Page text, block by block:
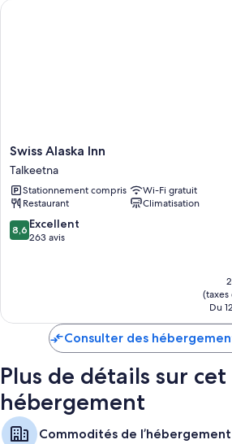
Un séchoir à cheveux et du shampoing
Des téléviseurs connectés 32-po
télévision numérique
Des patios ou balcons meublés, des
fours à micro-ondes
Swiss
Alaska
Inn
Talkeetna
Swiss Alaska Inn
Talkeetna
Stationnement compris
Wi-Fi gratuit
Restaurant
Climatisation
8.6
sur
8,6 Excellent
263 avis
(taxes
Du
Swiss Alaska Inn
Consulter des
Plus de détails sur cet
hébergement
Commodités de l’hébergement